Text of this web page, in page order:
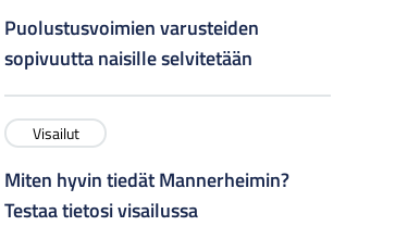
Puolustusvoimien varusteiden
sopivuutta naisille selvitetään
Visailut
Miten hyvin tiedät Mannerheimin?
Testaa tietosi visailussa